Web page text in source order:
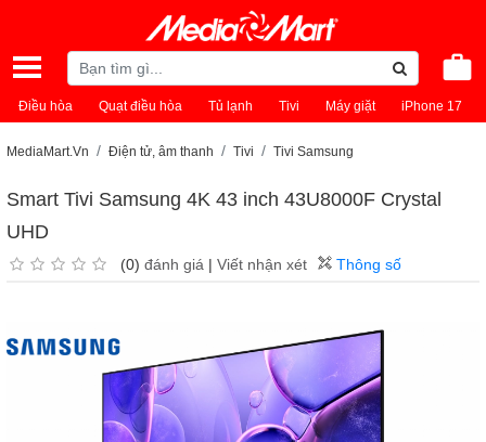
Điều hòa Quạt điều hòa Tủ lạnh Tivi Máy giặt iPhone 17
MediaMart.Vn Điện tử, âm thanh Tivi Tivi Samsung
Smart Tivi Samsung 4K 43 inch 43U8000F Crystal
UHD
(0) đánh giá | Viết nhận xét Thông số